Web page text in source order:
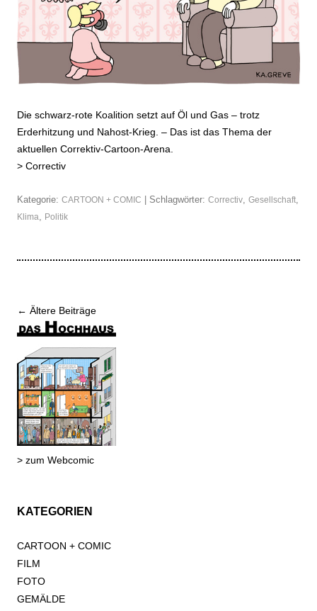
Die schwarz-rote Koalition setzt auf Öl und Gas – trotz
Erderhitzung und Nahost-Krieg. – Das ist das Thema der
aktuellen Correktiv-Cartoon-Arena.
> Correctiv
Kategorie: CARTOON + COMIC | Schlagwörter: Correctiv, Gesellschaft,
Klima, Politik
Beitrags-
Navigation
← Ältere Beiträge
> zum Webcomic
KATEGORIEN
CARTOON + COMIC
FILM
FOTO
GEMÄLDE